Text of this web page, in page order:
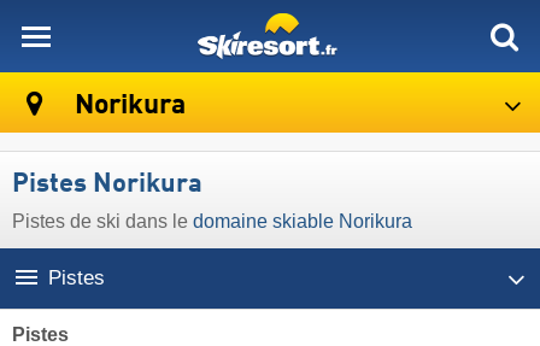
Norikura
Pistes Norikura
Pistes de ski dans le domaine skiable Norikura
Pistes
Pistes